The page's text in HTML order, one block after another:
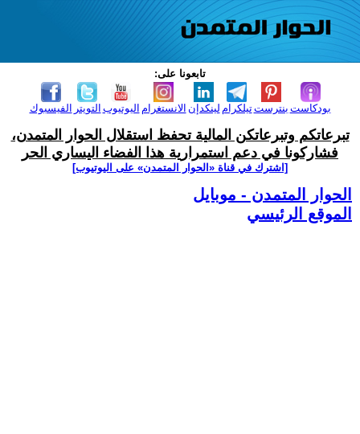
تابعونا على:
الفيسبوك التويتر اليوتيوب الانستغرام لينكدإن تيلكرامبنترست بودكاست
تبرعاتكم وتبرعاتكن المالية تحفظ استقلال الحوار المتمدن،
فشاركونا في دعم استمرارية هذا الفضاء اليساري الحر
[اشترك في قناة ‫«الحوار المتمدن» على اليوتيوب]
الحوار المتمدن - موبايل
الموقع الرئيسي